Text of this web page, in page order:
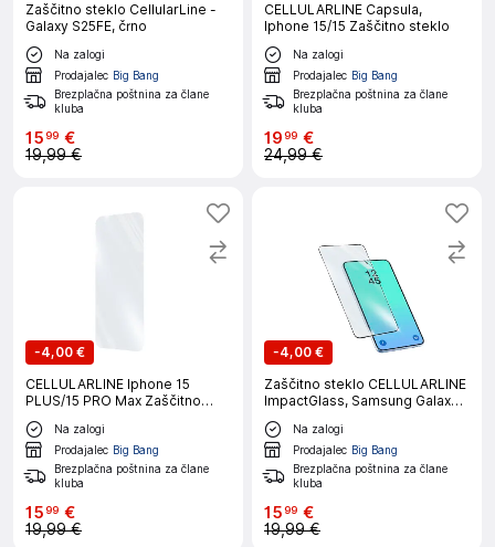
Zaščitno steklo CellularLine -
Galaxy S25FE, črno
Na zalogi
Prodajalec Big Bang
Brezplačna poštnina za člane
kluba
1599 €
19,99 €
CELLULARLINE Capsula,
Iphone 15/15 Zaščitno steklo
Na zalogi
Prodajalec Big Bang
Brezplačna poštnina za člane
kluba
1999 €
24,99 €
-4,00 €
CELLULARLINE Iphone 15
PLUS/15 PRO Max Zaščitno
steklo
Na zalogi
Prodajalec Big Bang
Brezplačna poštnina za člane
kluba
1599 €
19,99 €
-4,00 €
Zaščitno steklo CELLULARLINE
ImpactGlass, Samsung Galaxy
A27
Na zalogi
Prodajalec Big Bang
Brezplačna poštnina za člane
kluba
1599 €
19,99 €